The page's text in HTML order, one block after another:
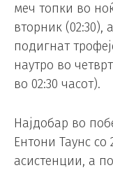
меч топки во
вторник (02:30),
подигнат
наутро во
во 02:30 часот).
Најдобар во
Ентони Таунс со
асистенции, а